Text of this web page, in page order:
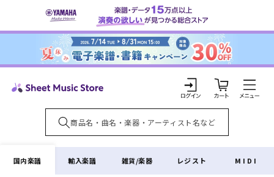
ンツに
ロ
グ
イ
カ
ー
ト
国内楽譜 輸入楽譜 雑貨/楽器 レジスト MIDI